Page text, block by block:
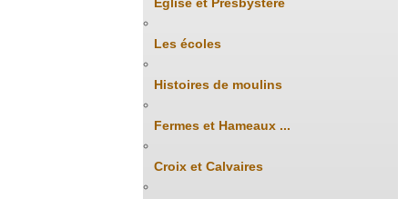
Les écoles
Histoires de moulins
Fermes et Hameaux ...
Croix et Calvaires